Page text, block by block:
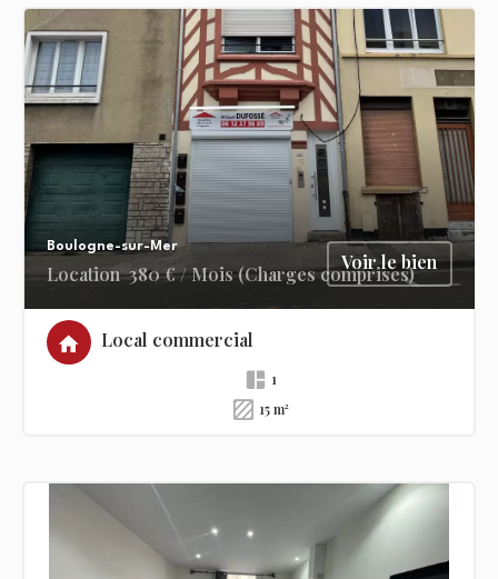
Boulogne-sur-Mer
Location 380 € / Mois (Charges comprises)
Voir le bien
Local commercial
1
15 m²